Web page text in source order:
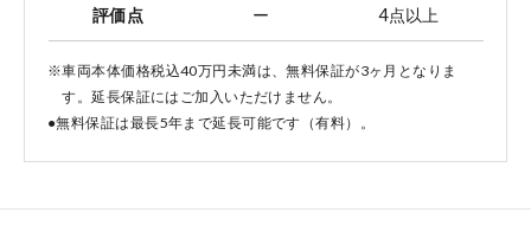
コーポレートサイト
評価点 ー 4点以上
※車両本体価格税込40万円未満は、無料保証が3ヶ月となりま
す。延長保証にはご加入いただけません。
●無料保証は最長5年まで延長可能です（有料）。